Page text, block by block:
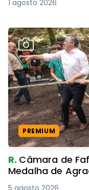
1 agosto 2026
PREMIUM
R. Câmara de
Medalha de